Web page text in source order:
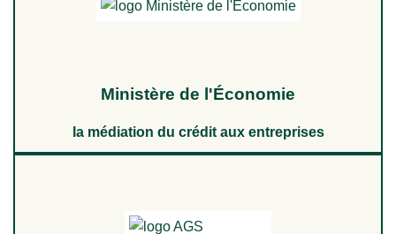
Ministère de l'Économie
la médiation du crédit aux entreprises